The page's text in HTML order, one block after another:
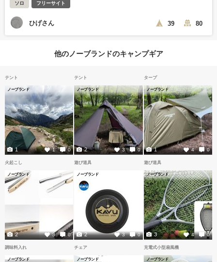
ソロ フリーサイト
ひげさん 39 80
他のノーブランドのキャンプギア
テント
ノーブランド
1 0
1
テント
ノーブランド
3 0
2
タープ
ノーブランド
4 0
1
火起こし
ノーブランド
3 0
2
遊び道具
ノーブランド
3 0
2
遊び道具
ノーブランド
4 0
3
調味料入れ
ノーブランド
チェア
ノーブランド
充電式小型扇風機
ノーブランド